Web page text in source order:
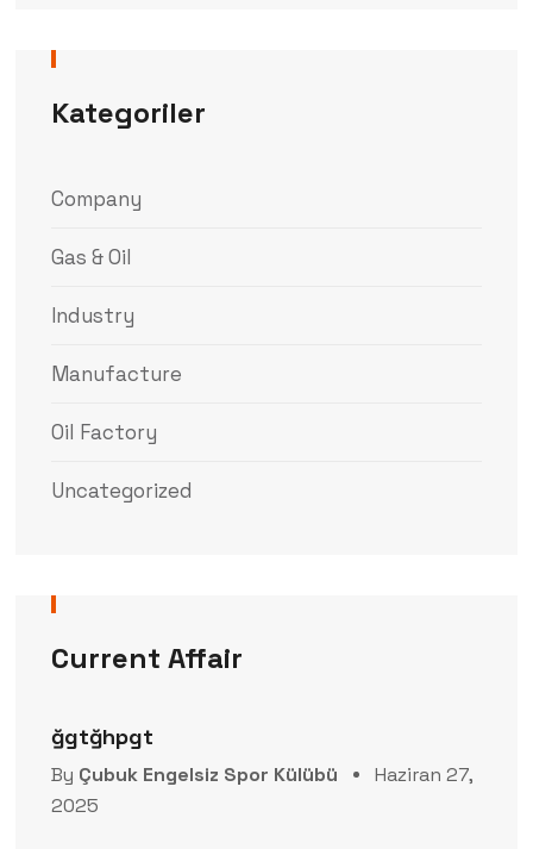
Kategoriler
Company
Gas & Oil
Industry
Manufacture
Oil Factory
Uncategorized
Current Affair
ğgtğhpgt
By Çubuk Engelsiz Spor Külübü
Haziran 27,
2025